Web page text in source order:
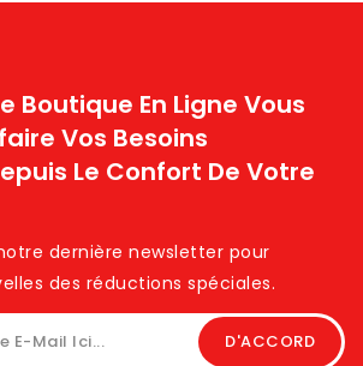
Boutique En Ligne Vous
Vos Besoins
Le Confort De Votre
dernière newsletter pour
des réductions spéciales.